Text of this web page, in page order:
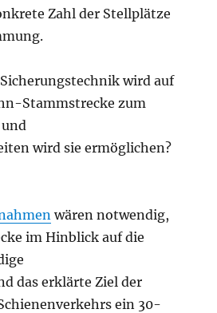
Zahl der Stellplätze
wird auf
Stammstrecke zum
wird sie ermöglichen?
wären notwendig,
im Hinblick auf die
das erklärte Ziel der
ein 30-